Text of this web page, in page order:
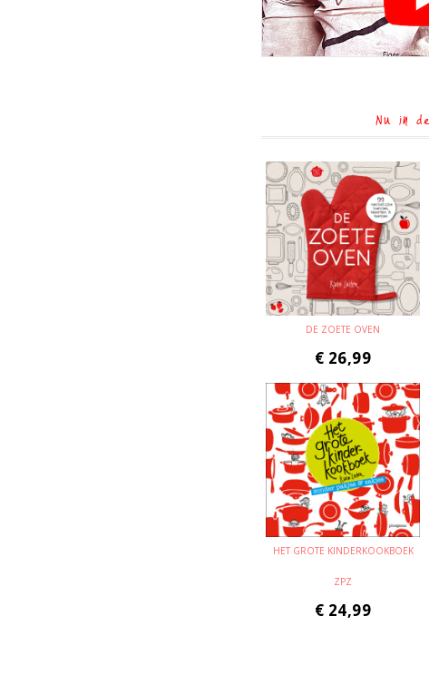
Nu in
DE ZOETE OVEN
€ 26,99
HET GROTE KINDERKOOKBOEK
ZPZ
€ 24,99